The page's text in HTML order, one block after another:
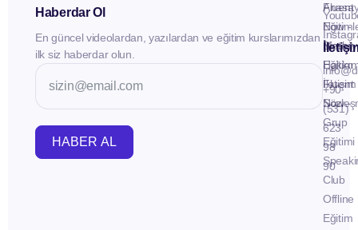
Haberdar Ol
En güncel videolardan, yazılardan ve eğitim kurslarımızdan
ilk siz haberdar olun.
HABER AL
İletişim
Fluent
Now -
Birebir
Eğitim
Fluent
Now -
Grup
Eğitimi
Club
Offline
Eğitim
+90
(531)
623
98
90